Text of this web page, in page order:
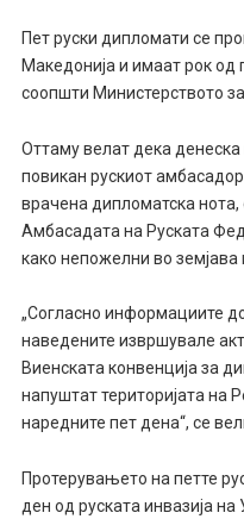
Пет руски дипломати се
Македонија и имаат рок од
соопшти Министерството
Оттаму велат дека
повикан рускиот
врачена дипломатска нота,
Амбасадата на Руската
како непожелни во земјава
„Согласно информациите
наведените извршувале
Виенската конвенција за
напуштат територијата на
наредните пет дена“, се
Протерувањето на петте
ден од руската инвазија на